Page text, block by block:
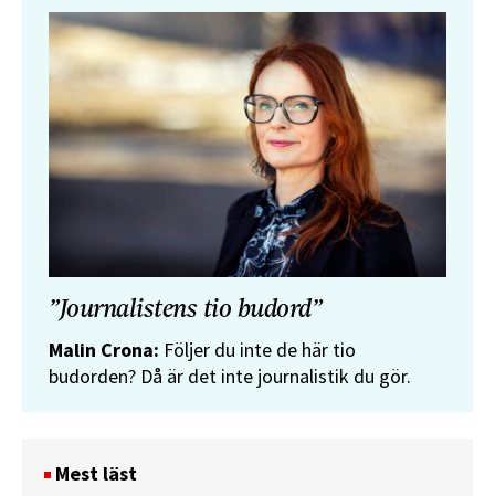
”Journalistens tio budord”
Malin Crona: Följer du inte de här tio
budorden? Då är det inte journalistik du gör.
Mest läst